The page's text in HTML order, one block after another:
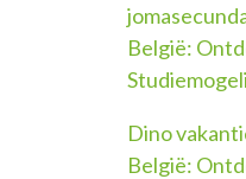
België:
Dino
België: